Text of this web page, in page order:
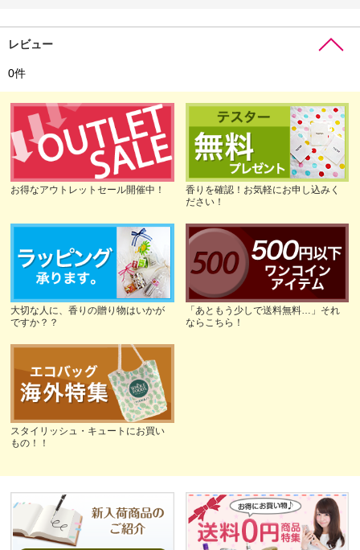
レビュー
0件
お得なアウトレットセール開催中！
香りを確認！お気軽にお申し込みく
ださい！
大切な人に、香りの贈り物はいかが
ですか？？
「あともう少しで送料無料…」それ
ならこちら！
スタイリッシュ・キュートにお買い
もの！！